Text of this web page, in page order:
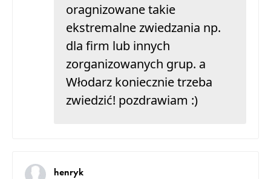
oragnizowane takie
ekstremalne zwiedzania np.
dla firm lub innych
zorganizowanych grup. a
Włodarz koniecznie trzeba
zwiedzić! pozdrawiam :)
henryk